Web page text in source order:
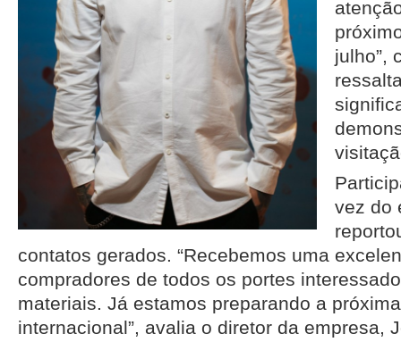
julho”,
vez do
contatos gerados. “Recebemos uma
compradores de todos os portes
materiais. Já estamos preparando a
internacional”, avalia o diretor da empresa,